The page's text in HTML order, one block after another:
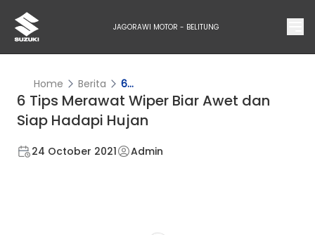
JAGORAWI MOTOR - BELITUNG
Home Berita 6...
6 Tips Merawat Wiper Biar Awet dan
Siap Hadapi Hujan
24 October 2021 Admin